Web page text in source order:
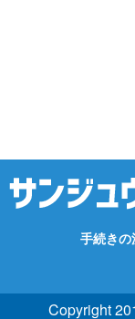
手続きの
Copyright